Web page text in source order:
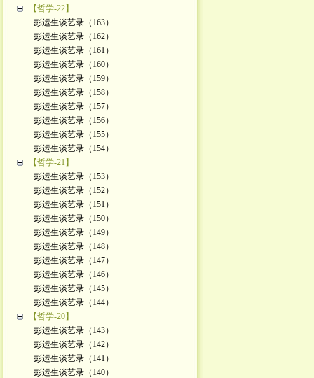
【哲学-22】
· 彭运生谈艺录（163）
· 彭运生谈艺录（162）
· 彭运生谈艺录（161）
· 彭运生谈艺录（160）
· 彭运生谈艺录（159）
· 彭运生谈艺录（158）
· 彭运生谈艺录（157）
· 彭运生谈艺录（156）
· 彭运生谈艺录（155）
· 彭运生谈艺录（154）
【哲学-21】
· 彭运生谈艺录（153）
· 彭运生谈艺录（152）
· 彭运生谈艺录（151）
· 彭运生谈艺录（150）
· 彭运生谈艺录（149）
· 彭运生谈艺录（148）
· 彭运生谈艺录（147）
· 彭运生谈艺录（146）
· 彭运生谈艺录（145）
· 彭运生谈艺录（144）
【哲学-20】
· 彭运生谈艺录（143）
· 彭运生谈艺录（142）
· 彭运生谈艺录（141）
· 彭运生谈艺录（140）